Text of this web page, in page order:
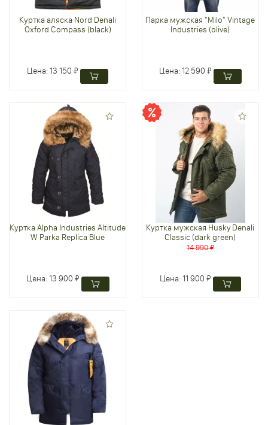
Куртка аляска Nord Denali
Oxford Compass (black)
Цена:13 150 ₽
Парка мужская "Milo" Vintage
Industries (olive)
Цена:12 590 ₽
Куртка Alpha Industries Altitude
W Parka Replica Blue
Цена:13 900 ₽
Куртка мужская Husky Denali
Classic (dark green)
14 990 ₽
Цена:11 900 ₽